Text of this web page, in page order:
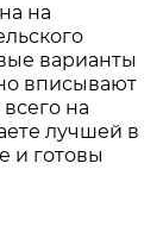
на
варианты
вписывают
на
лучшей в
и готовы